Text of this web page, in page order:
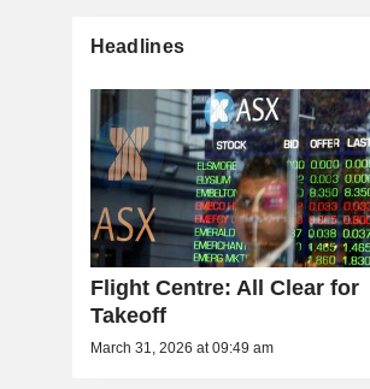
Headlines
Flight Centre: All Clear for
Takeoff
March 31, 2026 at 09:49 am